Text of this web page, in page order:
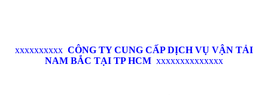
xxxxxxxxxx CÔNG TY CUNG CẤP DỊCH VỤ VẬN TẢI
NAM BẮC TẠI TP HCM xxxxxxxxxxxxxx